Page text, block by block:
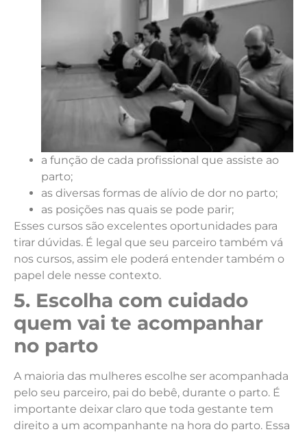
a função de cada profissional que assiste ao
parto;
as diversas formas de alívio de dor no parto;
as posições nas quais se pode parir;
Esses cursos são excelentes oportunidades para
tirar dúvidas. É legal que seu parceiro também vá
nos cursos, assim ele poderá entender também o
papel dele nesse contexto.
5. Escolha com cuidado
quem vai te acompanhar
no parto
A maioria das mulheres escolhe ser acompanhada
pelo seu parceiro, pai do bebê, durante o parto. É
importante deixar claro que toda gestante tem
direito a um acompanhante na hora do parto. Essa